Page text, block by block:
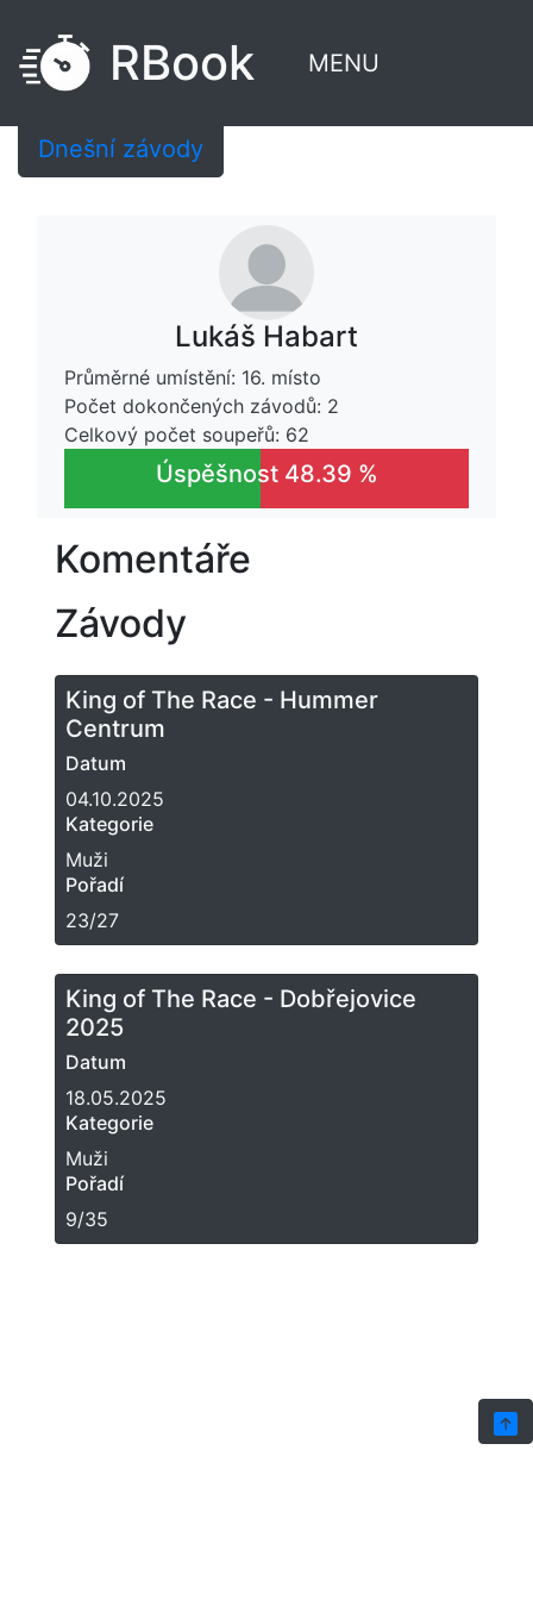
RBook MENU
Dnešní závody
Lukáš Habart
Průměrné umístění: 16. místo
Počet dokončených závodů: 2
Celkový počet soupeřů: 62
Úspěšnost 48.39 %
Komentáře
Závody
King of The Race - Hummer
Centrum
Datum
04.10.2025
Kategorie
Muži
Pořadí
23/27
King of The Race - Dobřejovice
2025
Datum
18.05.2025
Kategorie
Muži
Pořadí
9/35